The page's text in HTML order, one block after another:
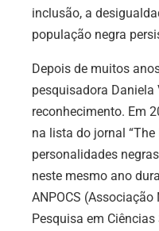
inclusão, a
população negra
Depois de muitos
pesquisadora
reconhecimento. Em
na lista do jornal “The
personalidades
neste mesmo ano
ANPOCS
Pesquisa em